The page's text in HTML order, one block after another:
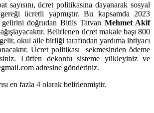
sayısını, ücret politikasına dayanarak sosyal
ücretli yapmıştır. Bu kapsamda 2023
gelirini doğrudan Bitlis Tatvan Mehmet Akif
Belirlenen ücret makale başı 800
okul aile birliği tarafından yardıma ihtiyacı
Ücret politikası sekmesinden ödeme
Lütfen dekontu sisteme yükleyiniz ve
adresine gönderiniz.
en fazla 4 olarak belirlenmiştir.